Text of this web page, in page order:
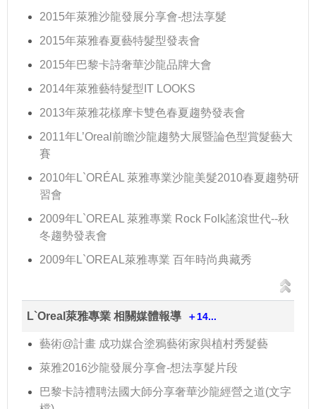
2015年萊雅沙龍發展分享會-想法享髮
2015年萊雅春夏藝特髮型發表會
2015年巴黎卡詩奢華沙龍品牌大會
2014年萊雅藝特髮型IT LOOKS
2013年萊雅花樣摩卡雙色春夏趨勢發表會
2011年L’Oreal前瞻沙龍趨勢大展暨論色型賞髮藝大
賽
2010年L`ORÉAL 萊雅專業沙龍美髮2010春夏趨勢研
習會
2009年L`OREAL 萊雅專業 Rock Folk謠滾世代--秋
冬趨勢發表會
2009年L`OREAL萊雅專業 百年時尚典藏秀
L`Oreal萊雅專業 相關媒體報導 ＋14...
藝術@計畫 成功媒合塗鴉藝術家與植村秀髮藝
萊雅2016沙龍發展分享會-想法享髮片段
巴黎卡詩禮聘法國大師分享奢華沙龍經營之道(文字